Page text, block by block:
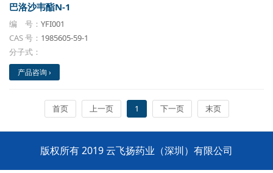
巴洛沙韦酯N-1
编 号： YFI001
CAS 号： 1985605-59-1
分子式：
产品咨询 ›
首页 上一页 1 下一页 末页
版权所有 2019 云飞扬药业（深圳）有限公司